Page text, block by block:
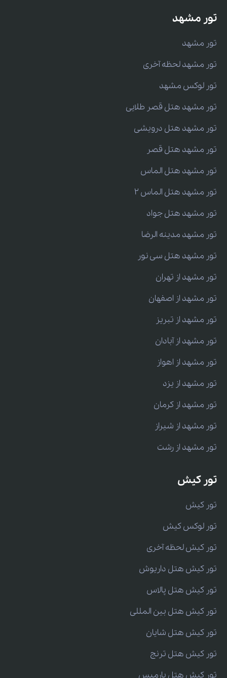
تور مشهد
تور مشهد
تور مشهد لحظه آخری
تور لوکس مشهد
تور مشهد هتل قصر طلایی
تور مشهد هتل درویشی
تور مشهد هتل قصر
تور مشهد هتل الماس
تور مشهد هتل الماس 2
تور مشهد هتل جواد
تور مشهد مدینه الرضا
تور مشهد هتل سی نور
تور مشهد از تهران
تور مشهد از اصفهان
تور مشهد از تبریز
تور مشهد از آبادان
تور مشهد از اهواز
تور مشهد از یزد
تور مشهد از کرمان
تور مشهد از شیراز
تور مشهد از رشت
تور کیش
تور کیش
تور لوکس کیش
تور کیش لحظه آخری
تور کیش هتل داریوش
تور کیش هتل پالاس
تور کیش هتل بین المللی
تور کیش هتل شایان
تور کیش هتل ترنج
تور کیش هتل پارمیس